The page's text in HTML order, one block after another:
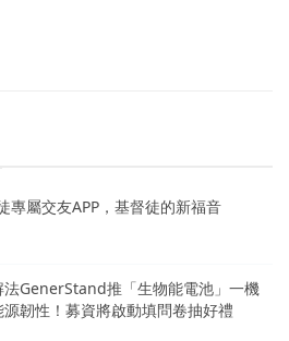
專屬交友APP，基督徒的新福音
法GenerStand推「生物能電池」一機
韌性！募資將啟動填問卷抽好禮